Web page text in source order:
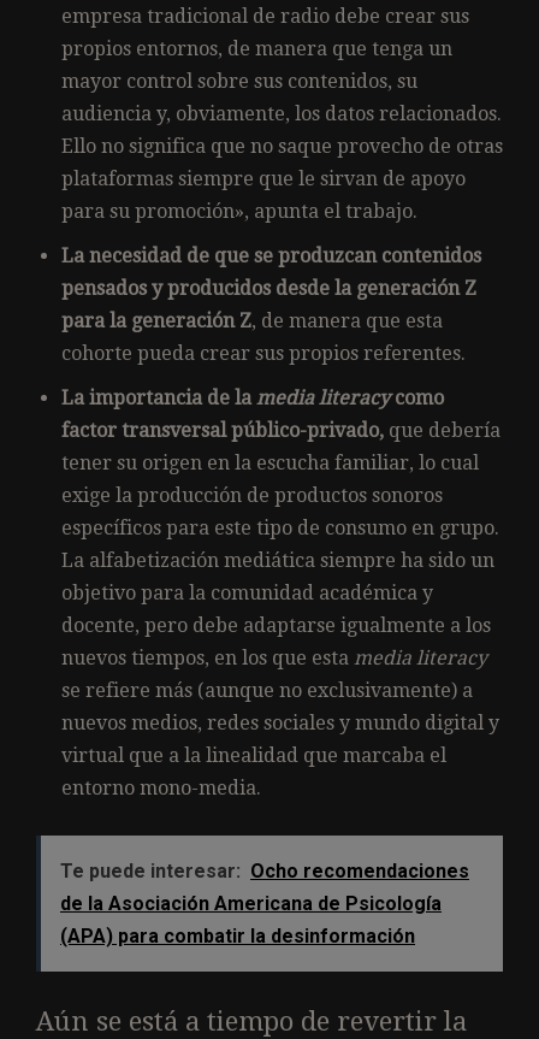
empresa tradicional de radio debe crear sus
propios entornos, de manera que tenga un
mayor control sobre sus contenidos, su
audiencia y, obviamente, los datos relacionados.
Ello no significa que no saque provecho de otras
plataformas siempre que le sirvan de apoyo
para su promoción», apunta el trabajo.
La necesidad de que se produzcan contenidos
pensados y producidos desde la generación Z
para la generación Z, de manera que esta
cohorte pueda crear sus propios referentes.
La importancia de lamedia literacycomo
factor transversal público-privado, que debería
tener su origen en la escucha familiar, lo cual
exige la producción de productos sonoros
específicos para este tipo de consumo en grupo.
La alfabetización mediática siempre ha sido un
objetivo para la comunidad académica y
docente, pero debe adaptarse igualmente a los
nuevos tiempos, en los que esta media literacy
se refiere más (aunque no exclusivamente) a
nuevos medios, redes sociales y mundo digital y
virtual que a la linealidad que marcaba el
entorno mono-media.
Te puede interesar: Ocho recomendaciones
de la Asociación Americana de Psicología
(APA) para combatir la desinformación
Aún se está a tiempo de revertir la